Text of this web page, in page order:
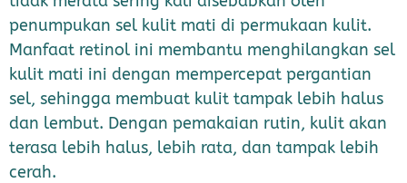
penumpukan sel kulit mati di permukaan kulit.
Manfaat retinol ini membantu menghilangkan sel
kulit mati ini dengan mempercepat pergantian
sel, sehingga membuat kulit tampak lebih halus
dan lembut. Dengan pemakaian rutin, kulit akan
terasa lebih halus, lebih rata, dan tampak lebih
cerah.